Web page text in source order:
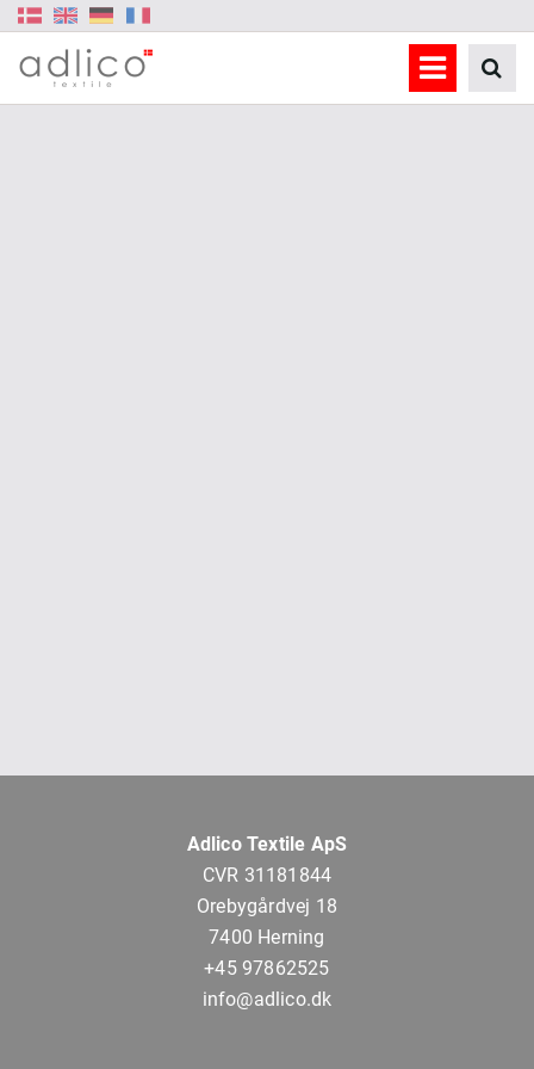
Adlico Textile ApS
CVR 31181844
Orebygårdvej 18
7400 Herning
+45 97862525
info@adlico.dk